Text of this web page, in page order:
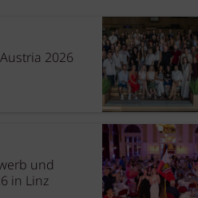
2026
und
in Linz